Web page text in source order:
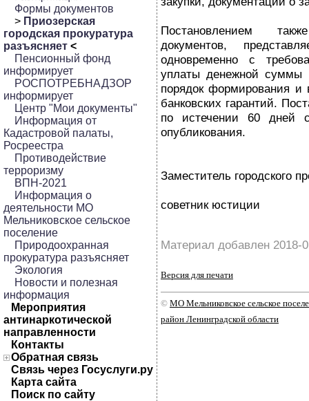
Формы документов
> Приозерская
городская прокуратура
разъясняет <
Пенсионный фонд
информирует
РОСПОТРЕБНАДЗОР
информирует
Центр "Мои документы"
Информация от
Кадастровой палаты,
Росреестра
Противодействие
терроризму
ВПН-2021
Информация о
деятельности МО
Мельниковское сельское
поселение
Природоохранная
прокуратура разъясняет
Экология
Новости и полезная
информация
Мероприятия
антинаркотической
направленности
Контакты
Обратная связь
Связь через Госуслуги.ру
Карта сайта
Поиск по сайту
Постановлением
документов,
одновременно с
уплаты денежной суммы
порядок формирования и
банковских гарантий.
по истечении 60 дней
опубликования.
Заместитель городского
советник юстиции
Материал добавлен 2018-
Версия для печати
© МО Мельниковское сельское
район Ленинградской области